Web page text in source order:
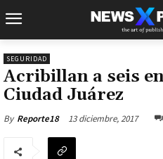
SEGURIDAD
Acribillan a seis
Ciudad Juárez
By Reporte18 13 diciembre, 2017